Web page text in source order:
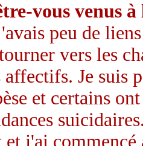
vous venus
peu de
vers les
affectifs. Je suis
et certains
et j'ai